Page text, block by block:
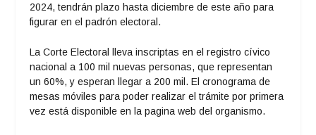
2024, tendrán plazo hasta diciembre de este año para
figurar en el padrón electoral.
La Corte Electoral lleva inscriptas en el registro cívico
nacional a 100 mil nuevas personas, que representan
un 60%, y esperan llegar a 200 mil. El cronograma de
mesas móviles para poder realizar el trámite por primera
vez está disponible en la pagina web del organismo.